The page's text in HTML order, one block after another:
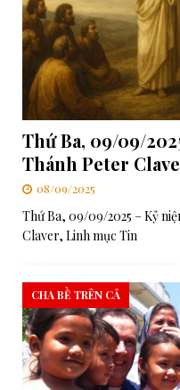
Thứ Ba, 09/09/
Thánh Peter
08/09/2025
Thứ Ba, 09/09/2025 – Kỷ
Claver, Linh mục Tin
CHA BỀ TRÊN CẢ